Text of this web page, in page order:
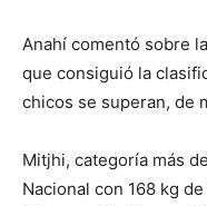
Anahí comentó sobre
que consiguió la
chicos se superan, de
Mitjhi, categoría más
Nacional con 168 kg